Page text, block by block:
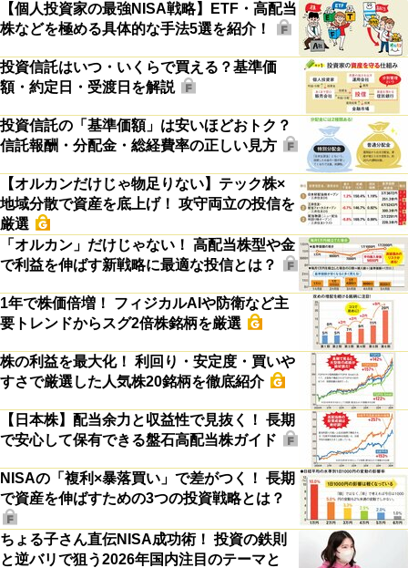
【個人投資家の最強NISA戦略】ETF・高配当
株などを極める具体的な手法5選を紹介！
投資信託はいつ・いくらで買える？基準価
額・約定日・受渡日を解説
投資信託の「基準価額」は安いほどおトク？
信託報酬・分配金・総経費率の正しい見方
【オルカンだけじゃ物足りない】テック株×
地域分散で資産を底上げ！ 攻守両立の投信を
厳選
「オルカン」だけじゃない！ 高配当株型や金
で利益を伸ばす新戦略に最適な投信とは？
1年で株価倍増！ フィジカルAIや防衛など主
要トレンドからスグ2倍株銘柄を厳選
株の利益を最大化！ 利回り・安定度・買いや
すさで厳選した人気株20銘柄を徹底紹介
【日本株】配当余力と収益性で見抜く！ 長期
で安心して保有できる盤石高配当株ガイド
NISAの「複利×暴落買い」で差がつく！ 長期
で資産を伸ばすための3つの投資戦略とは？
ちょる子さん直伝NISA成功術！ 投資の鉄則
と逆バリで狙う2026年国内注目のテーマと